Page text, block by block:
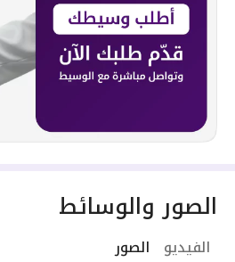
الصور والوسائط
الفيديو الصور